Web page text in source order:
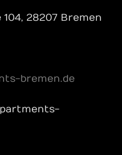
28207 Bremen
bremen.de